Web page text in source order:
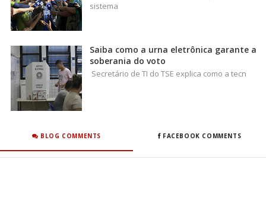
sistema
Saiba como a urna eletrônica garante a
soberania do voto
Secretário de TI do TSE explica como a tecn
BLOG COMMENTS FACEBOOK COMMENTS